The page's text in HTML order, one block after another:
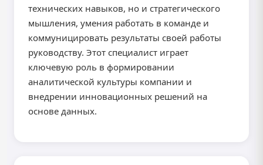
технических навыков, но и стратегического
мышления, умения работать в команде и
коммуницировать результаты своей работы
руководству. Этот специалист играет
ключевую роль в формировании
аналитической культуры компании и
внедрении инновационных решений на
основе данных.